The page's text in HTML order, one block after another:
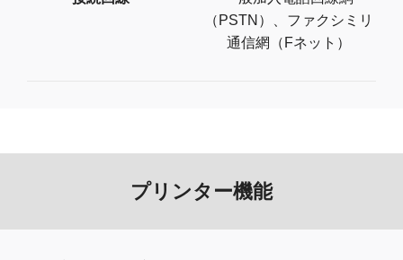
（PSTN）、ファクシミリ
通信網（Fネット）
プリンター機能